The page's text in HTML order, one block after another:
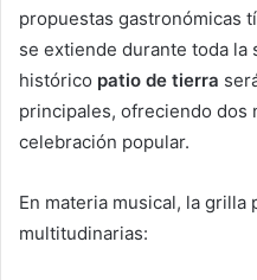
propuestas gastronómicas
se extiende durante toda la
histórico patio de tierra
principales, ofreciendo dos
celebración popular.
En materia musical, la grilla
multitudinarias: